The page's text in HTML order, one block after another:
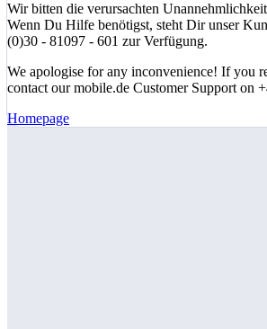
Wir bitten die verursachten
Wenn Du Hilfe benötigst, steht Dir unser
(0)30 - 81097 - 601 zur Verfügung.
We apologise for any inconvenience! If you
contact our mobile.de Customer Support on
Homepage